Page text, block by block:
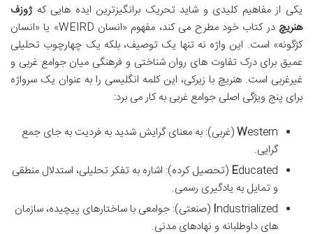
یکی از مفاهیم کلیدی و شاید تحریک برانگیزترین ایده هایی کهژوزف
هنریچ
در کتاب خود مطرح می کند، مفهوم «انسان WEIRD» یا «انسان
کژگونه» است. این واژه نه تنها یک توصیف، بلکه یک چهارچوب تحلیلی
عمیق برای درک تفاوت های روان شناختی و فرهنگی میان جوامع غربی و
غیرغربی است. هنریچ با زیرکی، این کلمه انگلیسی را به عنوان یک سرواژه
برای پنج ویژگی اصلی جوامع غربی به کار می برد:
Western (غربی): به معنای گرایش شدید به فردیت به جای جمع
گرایی.
E ducated (تحصیل کرده): اشاره به تفکر تحلیلی، استدلال منطقی
و تمایل به یادگیری رسمی.
I ndustrialized (صنعتی): جوامعی با ساختارهای پیچیده، سازمان
های داوطلبانه و نهادهای مدنی.